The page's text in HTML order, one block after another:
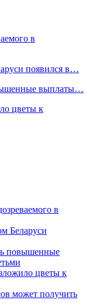
в
появился в…
выплаты…
цветы к
в
Беларуси
повышенные
цветы к
может получить